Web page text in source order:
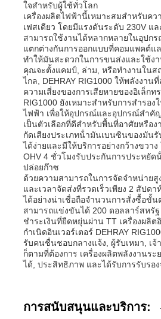
ใจสําหรับผู้ใช้ทั่วโลก
เครื่องผลิตไฟฟ้านี้เหมาะสมสําหรับคว
เฟสเดียว โดยมีแรงดันระดับ 230V แ
สามารถใช้งานได้หลากหลายในอุปก
แตกต่างกันการออกแบบที่คอมแพคต์แ
ทําให้มันสะดวกในการขนส่งและใช้ง
คุณจะตั้งแคมป์, ล่าม, หรือทํางานในส
ไกล, DEHRAY RIG1000 ให้พลังงา
ความเสี่ยงของการเสียหายของอิเล็ก
RIG1000 ยังเหมาะสําหรับการสํารอ
ไฟฟ้า เพื่อให้อุปกรณ์และอุปกรณ์สําคั
เป็นตัวเลือกที่ดีสําหรับพื้นที่อาศัยหรือง
กัดเสียงประเภทน้ํามันเบนซินของมัน
ได้ง่ายและมีให้บริการอย่างกว้างขวา
OHV 4 ชั่วโมงรับประกันการประหยัด
ปล่อยก๊าซ
ด้วยความสามารถในการจัดจําหน่าย
และเวลาจัดส่งที่รวดเร็วเพียง 2 สัปด
ได้อย่างน่าเชื่อถือจํานวนการสั่งซื้อขั้น
สามารถแข่งขันได้ 200 ดอลลาร์สหรัฐ
ชําระเงินที่ยืดหยุ่นผ่าน TT เครื่องผลิต
กําเนิดอินเวอร์เตอร์ DEHRAY
รับคนชื่นชอบกลางแจ้ง, ผู้รับเหมา, เจ้
ก็ตามที่ต้องการ เครื่องผลิตพลังงานระ
ได้, ประสิทธิภาพ และได้รับการรับรอง
การสนับสนุนและบริการ: